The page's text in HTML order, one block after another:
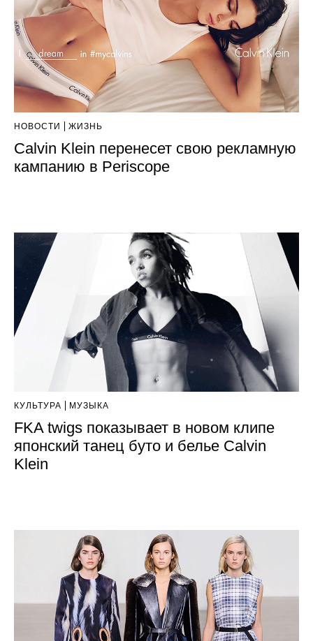
НОВОСТИ ЖИЗНЬ
Calvin Klein перенесет свою рекламную
кампанию в Periscope
КУЛЬТУРА МУЗЫКА
FKA twigs показывает в новом клипе
японский танец буто и белье Calvin
Klein